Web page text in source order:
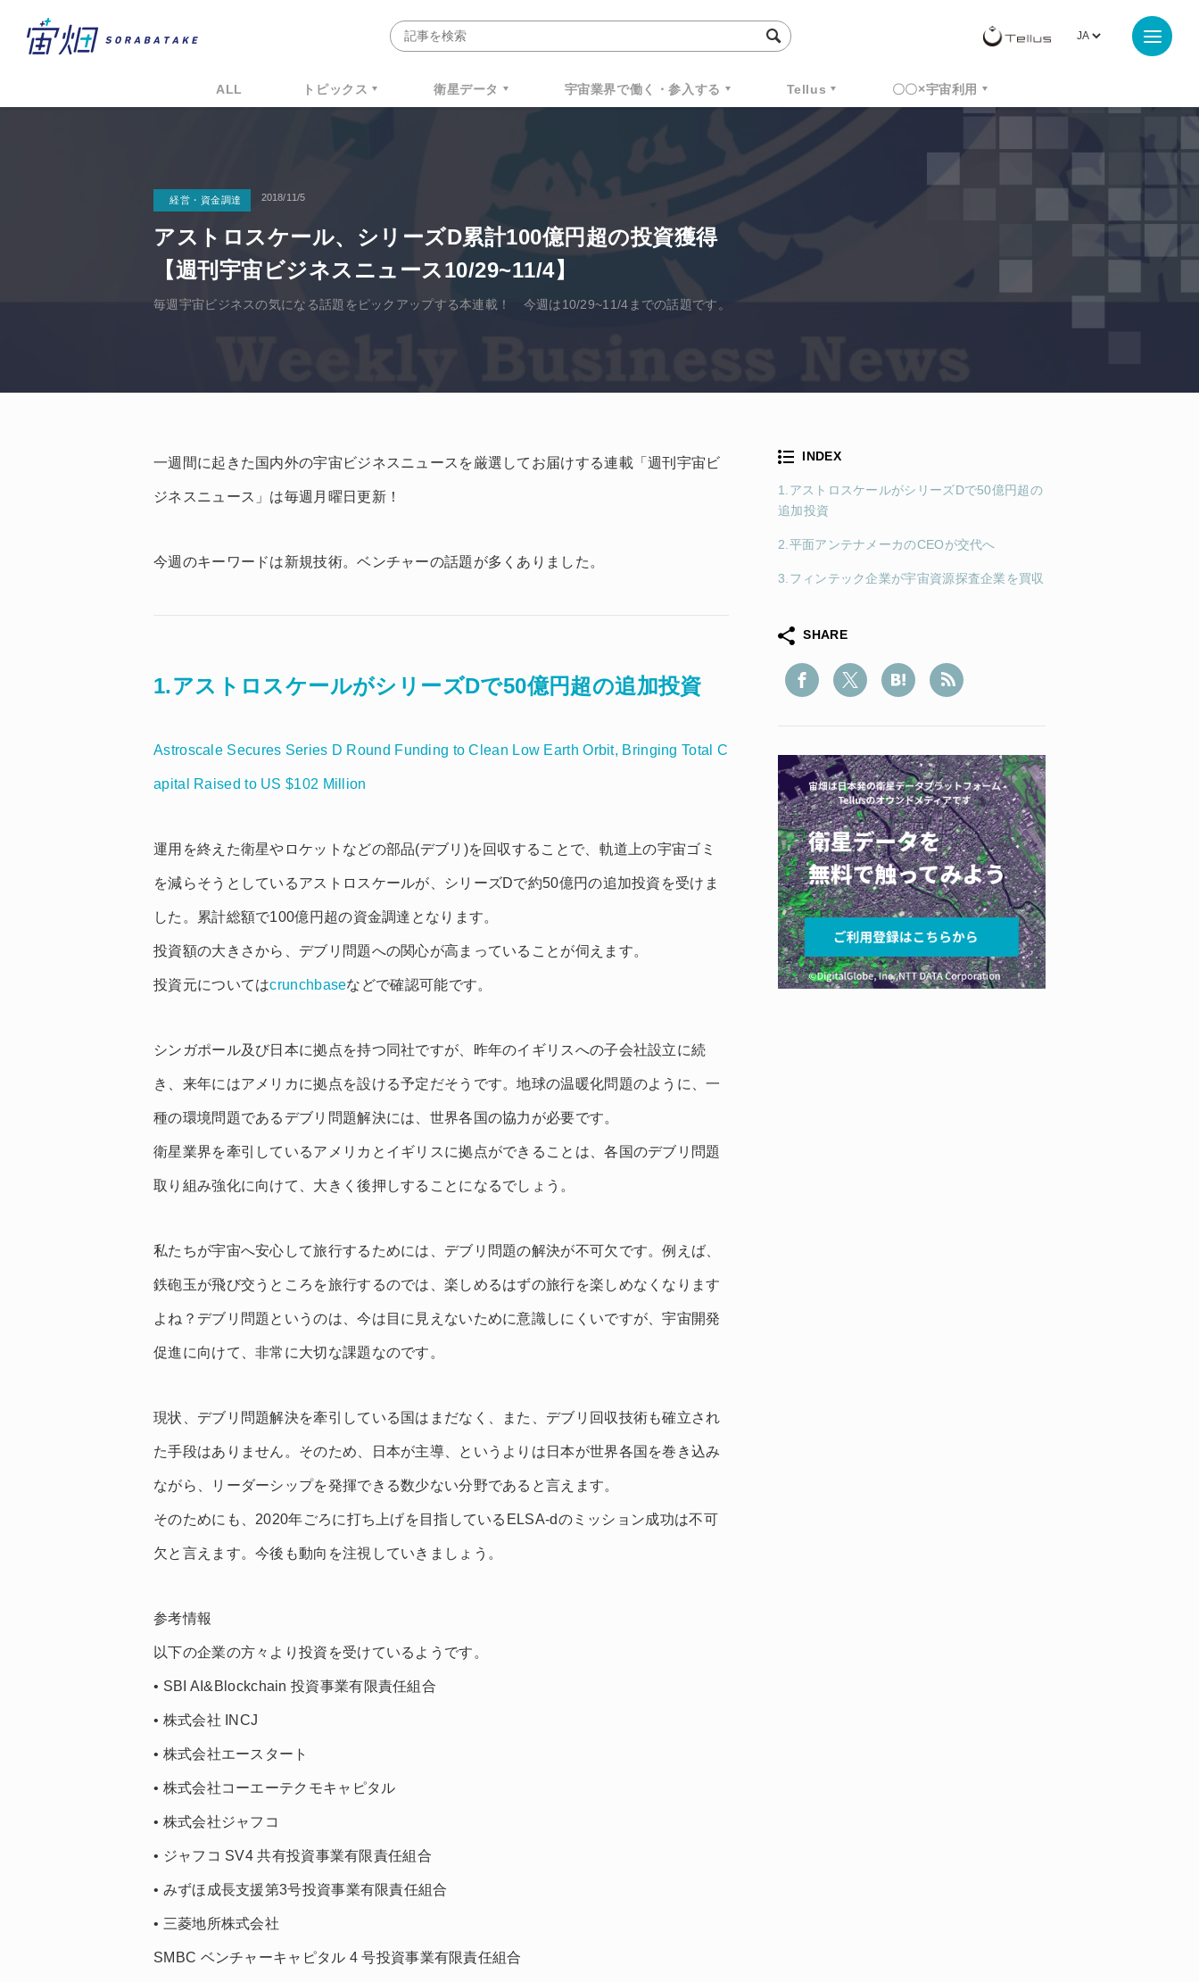
ALL トピックス 衛星データ 宇宙業界で働く・参入する Tellus 〇〇×宇宙利用
経営・資金調達 2018/11/5
アストロスケール、シリーズD累計100億円超の投資獲得
【週刊宇宙ビジネスニュース10/29~11/4】
毎週宇宙ビジネスの気になる話題をピックアップする本連載！ 今週は10/29~11/4までの話題です。
一週間に起きた国内外の宇宙ビジネスニュースを厳選してお届けする連載「週刊宇宙ビ
ジネスニュース」は毎週月曜日更新！
今週のキーワードは新規技術。ベンチャーの話題が多くありました。
1.アストロスケールがシリーズDで50億円超の追加投資
Astroscale Secures Series D Round Funding to Clean Low Earth Orbit, Bringing Total C
apital Raised to US $102 Million
運用を終えた衛星やロケットなどの部品(デブリ)を回収することで、軌道上の宇宙ゴミ
を減らそうとしているアストロスケールが、シリーズDで約50億円の追加投資を受けま
した。累計総額で100億円超の資金調達となります。
投資額の大きさから、デブリ問題への関心が高まっていることが伺えます。
投資元についてはcrunchbaseなどで確認可能です。
シンガポール及び日本に拠点を持つ同社ですが、昨年のイギリスへの子会社設立に続
き、来年にはアメリカに拠点を設ける予定だそうです。地球の温暖化問題のように、一
種の環境問題であるデブリ問題解決には、世界各国の協力が必要です。
衛星業界を牽引しているアメリカとイギリスに拠点ができることは、各国のデブリ問題
取り組み強化に向けて、大きく後押しすることになるでしょう。
私たちが宇宙へ安心して旅行するためには、デブリ問題の解決が不可欠です。例えば、
鉄砲玉が飛び交うところを旅行するのでは、楽しめるはずの旅行を楽しめなくなります
よね？デブリ問題というのは、今は目に見えないために意識しにくいですが、宇宙開発
促進に向けて、非常に大切な課題なのです。
現状、デブリ問題解決を牽引している国はまだなく、また、デブリ回収技術も確立され
た手段はありません。そのため、日本が主導、というよりは日本が世界各国を巻き込み
ながら、リーダーシップを発揮できる数少ない分野であると言えます。
そのためにも、2020年ごろに打ち上げを目指しているELSA-dのミッション成功は不可
欠と言えます。今後も動向を注視していきましょう。
参考情報
以下の企業の方々より投資を受けているようです。
• SBI AI&Blockchain 投資事業有限責任組合
• 株式会社 INCJ
• 株式会社エースタート
• 株式会社コーエーテクモキャピタル
• 株式会社ジャフコ
• ジャフコ SV4 共有投資事業有限責任組合
• みずほ成長支援第3号投資事業有限責任組合
• 三菱地所株式会社
SMBC ベンチャーキャピタル 4 号投資事業有限責任組合
INDEX
1.アストロスケールがシリーズDで50億円超の
追加投資
2.平面アンテナメーカのCEOが交代へ
3.フィンテック企業が宇宙資源探査企業を買収
SHARE